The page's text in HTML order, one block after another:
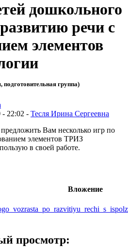
дошкольного
речи с
элементов
подготовительная группа)
- 22:02 - Тесля Ирина Сергеевна
Вам несколько игр по
элементов ТРИЗ
в своей работе.
Вложение
просмотр: